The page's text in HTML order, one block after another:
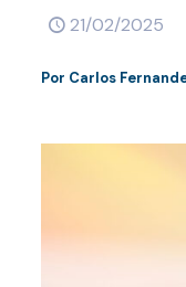
21/02/2025
Por Carlos